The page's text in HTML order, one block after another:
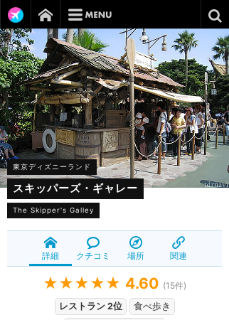
東京ディズニーランド
スキッパーズ・ギャレー
The Skipper's Galley
詳細 クチコミ 場所 関連
★★★★★ 4.60 (15件)
レストラン 2位
食べ歩き